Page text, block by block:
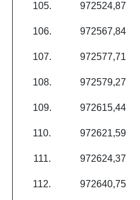
105. 972524,87
106. 972567,84
107. 972577,71
108. 972579,27
109. 972615,44
110. 972621,59
111. 972624,37
112. 972640,75